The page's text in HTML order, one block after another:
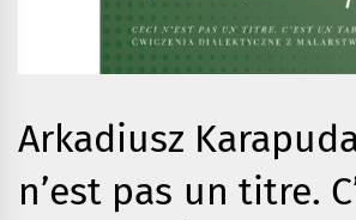
Arkadiusz
n’est pas un titre.